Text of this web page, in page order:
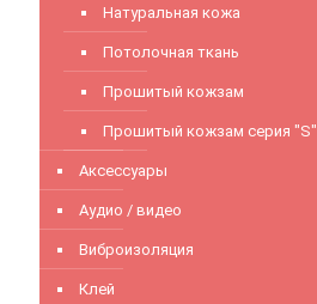
Натуральная кожа
Потолочная ткань
Прошитый кожзам
Прошитый кожзам серия "S"
Аксессуары
Аудио / видео
Виброизоляция
Клей